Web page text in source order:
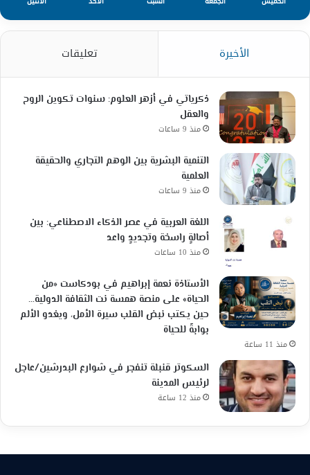
الأخيرة تعليقات
ذكرياتي في أزهر العلوم: سنوات تكوين الروح
والعقل
منذ 9 ساعات
التنمية البشرية بين الوهم التجاري والحقيقة
العلمية
منذ 9 ساعات
اللغة العربية في عصر الذكاء الاصطناعي: بين
أصالةٍ راسخة وتجديدٍ واعد
منذ 10 ساعات
الأستاذة نعمة إبراهيم في بودكاست «من
الحياة» على منصة همسة نت الثقافة الدولية…
حين يكتب نبض القلب سيرة الأمل، ويغدو الألم
بوابةً للحياة
منذ 11 ساعة
السكوتر قنبلة تنفجر في شوارع البدرشين/عاجل
لرئيس المدينة
منذ 12 ساعة